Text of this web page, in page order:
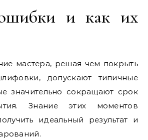
и как их
мастера, решая чем покрыть
допускают типичные
значительно сокращают срок
Знание этих моментов
идеальный результат и